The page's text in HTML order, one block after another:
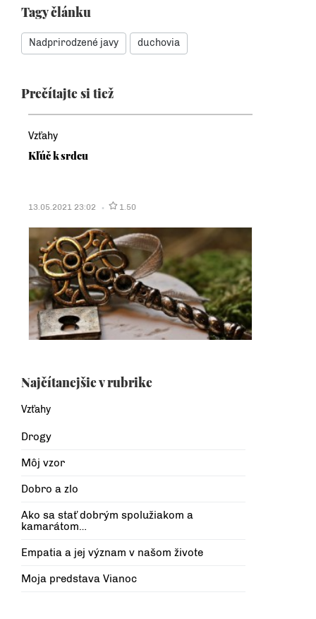
Tagy článku
Nadprirodzené javy duchovia
Prečítajte si tiež
Vzťahy
Kľúč k srdcu
13.05.2021 23:02 1.50
Najčítanejšie v rubrike
Vzťahy
Drogy
Môj vzor
Dobro a zlo
Ako sa stať dobrým spolužiakom a
kamarátom…
Empatia a jej význam v našom živote
Moja predstava Vianoc